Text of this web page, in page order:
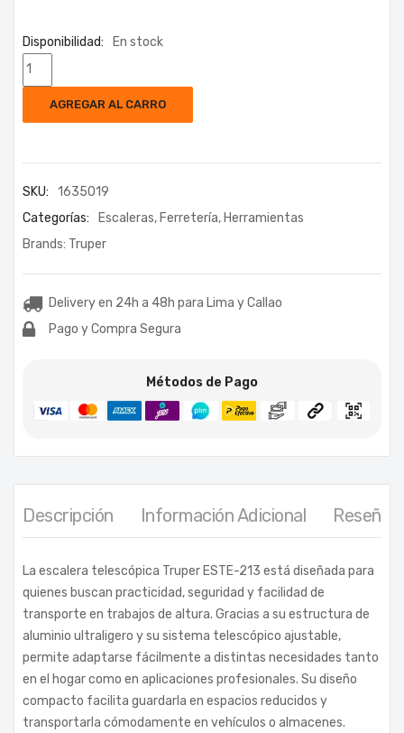
Disponibilidad: En stock
AGREGAR AL CARRO
SKU:
1635019
Categorías:
Escaleras, Ferretería, Herramientas
Brands: Truper
Delivery en 24h a 48h para Lima y Callao
Pago y Compra Segura
Métodos de Pago
Descripción Información Adicional Reseñas
La escalera telescópica Truper ESTE-213 está diseñada para
quienes buscan practicidad, seguridad y facilidad de
transporte en trabajos de altura. Gracias a su estructura de
aluminio ultraligero y su sistema telescópico ajustable,
permite adaptarse fácilmente a distintas necesidades tanto
en el hogar como en aplicaciones profesionales. Su diseño
compacto facilita guardarla en espacios reducidos y
transportarla cómodamente en vehículos o almacenes.